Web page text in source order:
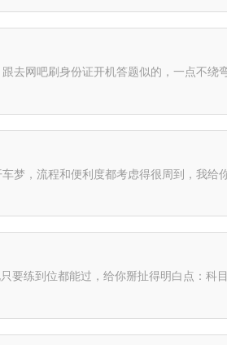
去网吧刷身份证开机答题似的，一点不绕
梦，流程和便利度都考虑得很周到，我给
要练到位都能过，给你掰扯得明白点：科